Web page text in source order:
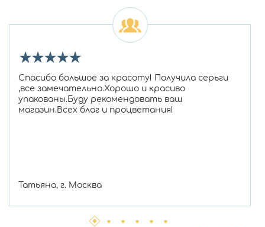
★★★★★
Спасибо большое за красоту! Получила серьги
,все замечательно.Хорошо и красиво
упакованы.Буду рекомендовать ваш
магазин.Всех благ и процветания!
Татьяна, г. Москва